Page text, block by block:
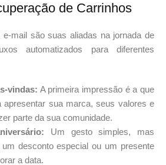
de Carrinhos
mail são suas aliadas na jornada de
automatizados para diferentes
vindas: A primeira impressão é a que
apresentar sua marca, seus valores e
parte da sua comunidade.
Um gesto simples, mas
desconto especial ou um presente
a data.